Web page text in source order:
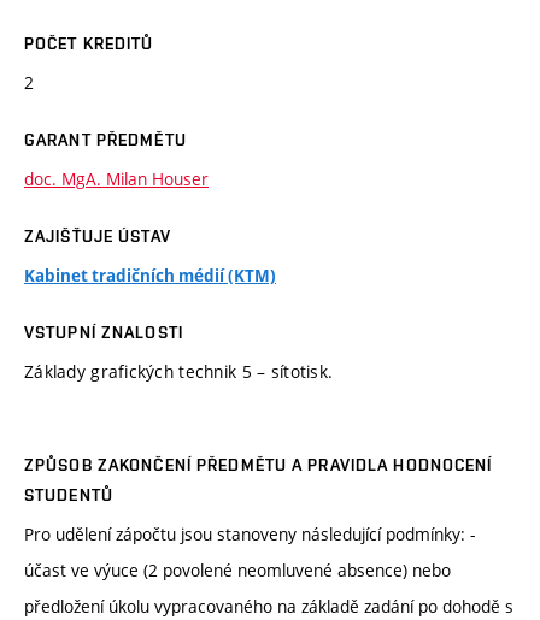
POČET KREDITŮ
2
GARANT PŘEDMĚTU
doc. MgA. Milan Houser
ZAJIŠŤUJE ÚSTAV
Kabinet tradičních médií (KTM)
VSTUPNÍ ZNALOSTI
Základy grafických technik 5 – sítotisk.
ZPŮSOB ZAKONČENÍ PŘEDMĚTU A PRAVIDLA HODNOCENÍ
STUDENTŮ
Pro udělení zápočtu jsou stanoveny následující podmínky: -
účast ve výuce (2 povolené neomluvené absence) nebo
předložení úkolu vypracovaného na základě zadání po dohodě s